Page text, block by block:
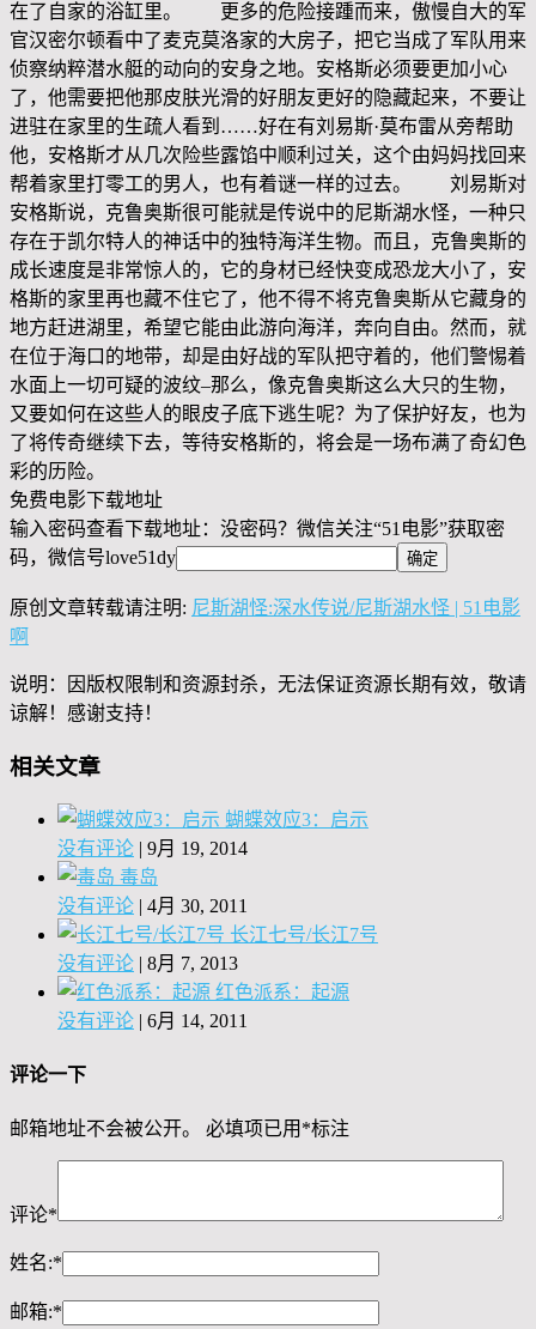
在了自家的浴缸里。 更多的危险接踵而来，傲慢自大的军
官汉密尔顿看中了麦克莫洛家的大房子，把它当成了军队用来
侦察纳粹潜水艇的动向的安身之地。安格斯必须要更加小心
了，他需要把他那皮肤光滑的好朋友更好的隐藏起来，不要让
进驻在家里的生疏人看到……好在有刘易斯·莫布雷从旁帮助
他，安格斯才从几次险些露馅中顺利过关，这个由妈妈找回来
帮着家里打零工的男人，也有着谜一样的过去。 刘易斯对
安格斯说，克鲁奥斯很可能就是传说中的尼斯湖水怪，一种只
存在于凯尔特人的神话中的独特海洋生物。而且，克鲁奥斯的
成长速度是非常惊人的，它的身材已经快变成恐龙大小了，安
格斯的家里再也藏不住它了，他不得不将克鲁奥斯从它藏身的
地方赶进湖里，希望它能由此游向海洋，奔向自由。然而，就
在位于海口的地带，却是由好战的军队把守着的，他们警惕着
水面上一切可疑的波纹–那么，像克鲁奥斯这么大只的生物，
又要如何在这些人的眼皮子底下逃生呢？为了保护好友，也为
了将传奇继续下去，等待安格斯的，将会是一场布满了奇幻色
彩的历险。
免费电影下载地址
输入密码查看下载地址：没密码？微信关注“51电影”获取密
码，微信号love51dy
原创文章转载请注明: 尼斯湖怪:深水传说/尼斯湖水怪 | 51电影
啊
说明：因版权限制和资源封杀，无法保证资源长期有效，敬请
谅解！感谢支持！
相关文章
蝴蝶效应3：启示
没有评论 | 9月 19, 2014
毒岛
没有评论 | 4月 30, 2011
长江七号/长江7号
没有评论 | 8月 7, 2013
红色派系：起源
没有评论 | 6月 14, 2011
评论一下
邮箱地址不会被公开。 必填项已用 *标注
评论*
姓名:*
邮箱:*